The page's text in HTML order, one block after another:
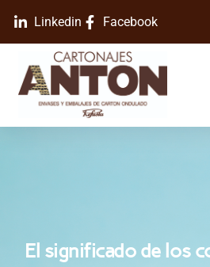
Linkedin Facebook
El significado de los